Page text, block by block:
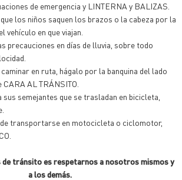
de emergencia y LINTERNA y BALIZAS.
los niños saquen los brazos o la cabeza por la
vehículo en que viajan.
precauciones en días de lluvia, sobre todo
en ruta, hágalo por la banquina del lado
CARA AL TRÁNSITO.
sus semejantes que se trasladan en bicicleta,
transportarse en motocicleta o ciclomotor,
de tránsito es respetarnos a nosotros mismos y
a los demás.